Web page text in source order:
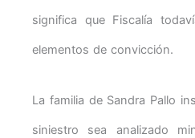
significa que Fiscalía
elementos de convicción.
La familia de Sandra Pallo
siniestro sea analizado